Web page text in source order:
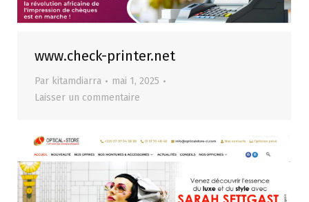
www.check-printer.net
Par kitamdiarra
mai 1, 2025
Laisser un commentaire